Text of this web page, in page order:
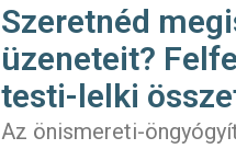
Szeretnéd
üzeneteit?
testi-lelki
Az önismereti-